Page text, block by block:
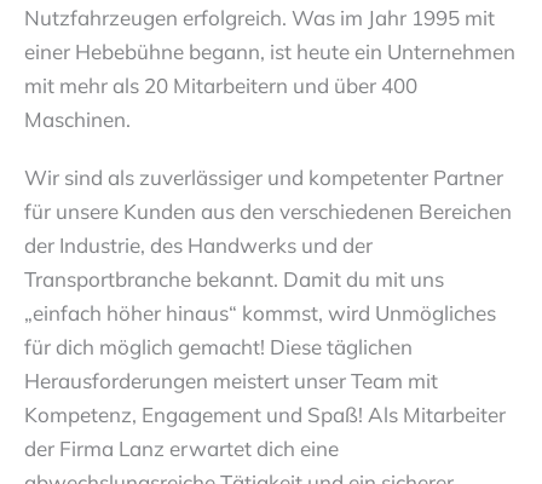
Nutzfahrzeugen erfolgreich. Was im Jahr 1995 mit
einer Hebebühne begann, ist heute ein Unternehmen
mit mehr als 20 Mitarbeitern und über 400
Maschinen.
Wir sind als zuverlässiger und kompetenter Partner
für unsere Kunden aus den verschiedenen Bereichen
der Industrie, des Handwerks und der
Transportbranche bekannt. Damit du mit uns
„einfach höher hinaus“ kommst, wird Unmögliches
für dich möglich gemacht! Diese täglichen
Herausforderungen meistert unser Team mit
Kompetenz, Engagement und Spaß! Als Mitarbeiter
der Firma Lanz erwartet dich eine